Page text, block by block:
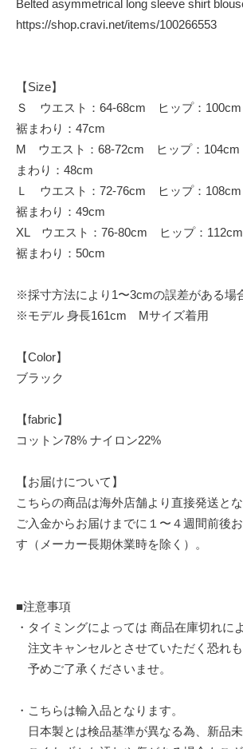
Belted asymmetrical long sleeve shirt
https://shop.cravi.net/items/100266553
【Size】
Ｓ ウエスト：64-68cm ヒップ：
裾まわり：47cm
M ウエスト：68-72cm ヒップ：
まわり：48cm
Ｌ ウエスト：72-76cm ヒップ：
裾まわり：49cm
XL ウエスト：76-80cm ヒップ：
裾まわり：50cm
※採寸方法により1〜3cmの誤差がある場
※モデル 身長161cm Mサイズ着用
【Color】
ブラック
【fabric】
コットン78% ナイロン22%
【お届けについて】
こちらの商品は海外店舗より直接発送とな
ご入金からお届けまでに１〜４週間前後
す（メーカー長期休業時を除く）。
■注意事項
・タイミングによっては 商品在庫切れに
注文キャンセルとさせていただく恐れも
予めご了承くださいませ。
・こちらは輸入品となります。
日本製とは検品基準が異なる為、新品